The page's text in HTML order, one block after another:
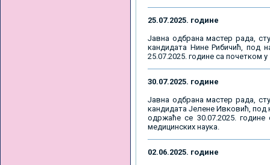
25.07.2025. године
Јавна одбрана мастер рада,
кандидата Нине Рибичић, под
25.07.2025. године са почетком у
30.07.2025. године
Јавна одбрана мастер рада,
кандидата Јелене Ивковић, под
одржаће се 30.07.2025.
медицинских наука.
02.06.2025. године